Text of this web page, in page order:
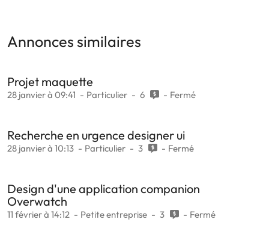
Annonces similaires
Projet maquette
28 janvier à 09:41 Particulier 6 Fermé
Recherche en urgence designer ui
28 janvier à 10:13 Particulier 3 Fermé
Design d'une application companion
Overwatch
11 février à 14:12 Petite entreprise 3 Fermé